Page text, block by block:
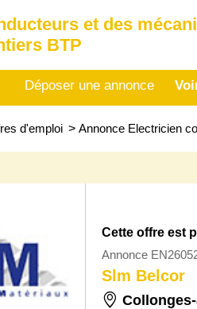
et des
BTP
Déposer une annonce
d'emploi > Annonce Electricien
Cette offre est
Annonce
Slm Belcor